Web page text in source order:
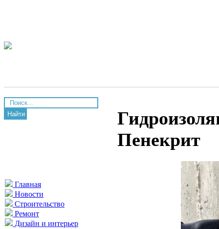
Найти
Главная
Новости
Строительство
Ремонт
Дизайн и интерьер
Пенекрит